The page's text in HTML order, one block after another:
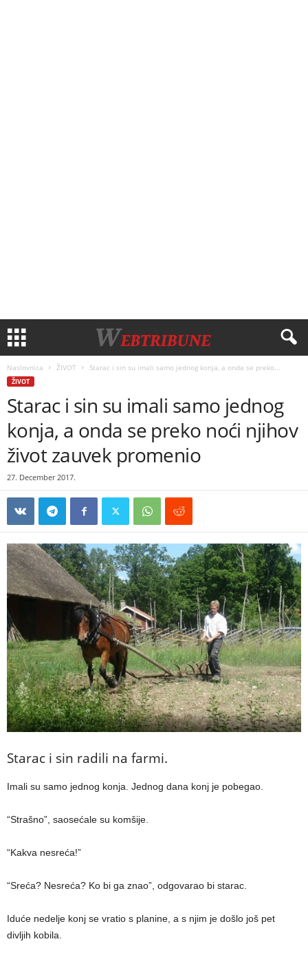
Naslovnica ŽIVOT Starac i sin su imali samo jednog konja, a onda se preko...
ŽIVOT
Starac i sin su imali samo jednog
konja, a onda se preko noći njihov
život zauvek promenio
27. December 2017.
Starac i sin radili na farmi.
Imali su samo jednog konja. Jednog dana konj je pobegao.
“Strašno”, saosećale su komšije.
“Kakva nesreća!”
“Sreća? Nesreća? Ko bi ga znao”, odgovarao bi starac.
Iduće nedelje konj se vratio s planine, a s njim je došlo još pet
divljih kobila.